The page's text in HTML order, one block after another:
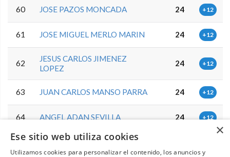
60 JOSE PAZOS MONCADA 24 +12
61 JOSE MIGUEL MERLO MARIN 24 +12
62
JESUS CARLOS JIMENEZ
LOPEZ
24 +12
63 JUAN CARLOS MANSO PARRA 24 +12
64 ANGEL ADAN SEVILLA 24 +12
65 HENAR MAESTRO ALVAREZ
×
Ese sitio web utiliza cookies
Utilizamos cookies para personalizar el contenido, los anuncios y